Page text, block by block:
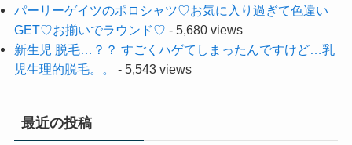
パーリーゲイツのポロシャツ♡お気に入り過ぎて色違い
GET♡お揃いでラウンド♡ - 5,680 views
新生児 脱毛…？？ すごくハゲてしまったんですけど…乳
児生理的脱毛。。
- 5,543 views
最近の投稿